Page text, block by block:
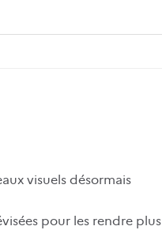
visuels désormais
pour les rendre plus